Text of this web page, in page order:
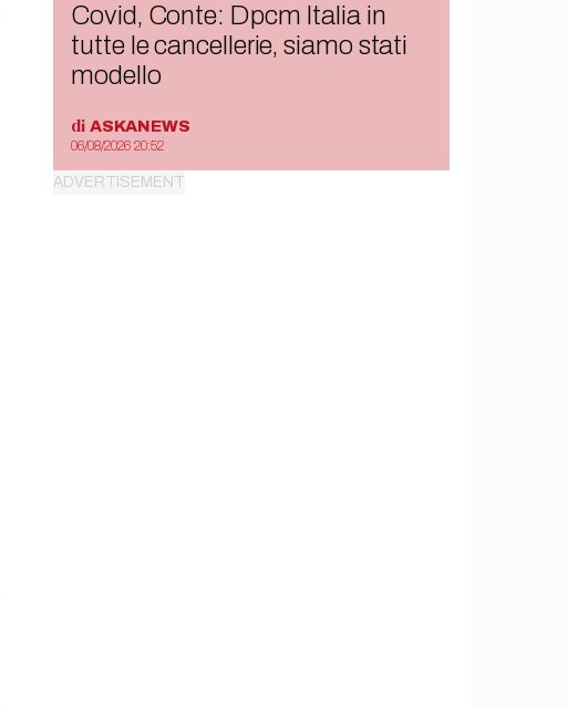
Covid, Conte: Dpcm Italia in
tutte le cancellerie, siamo stati
modello
di ASKANEWS
06/08/2026 20:52